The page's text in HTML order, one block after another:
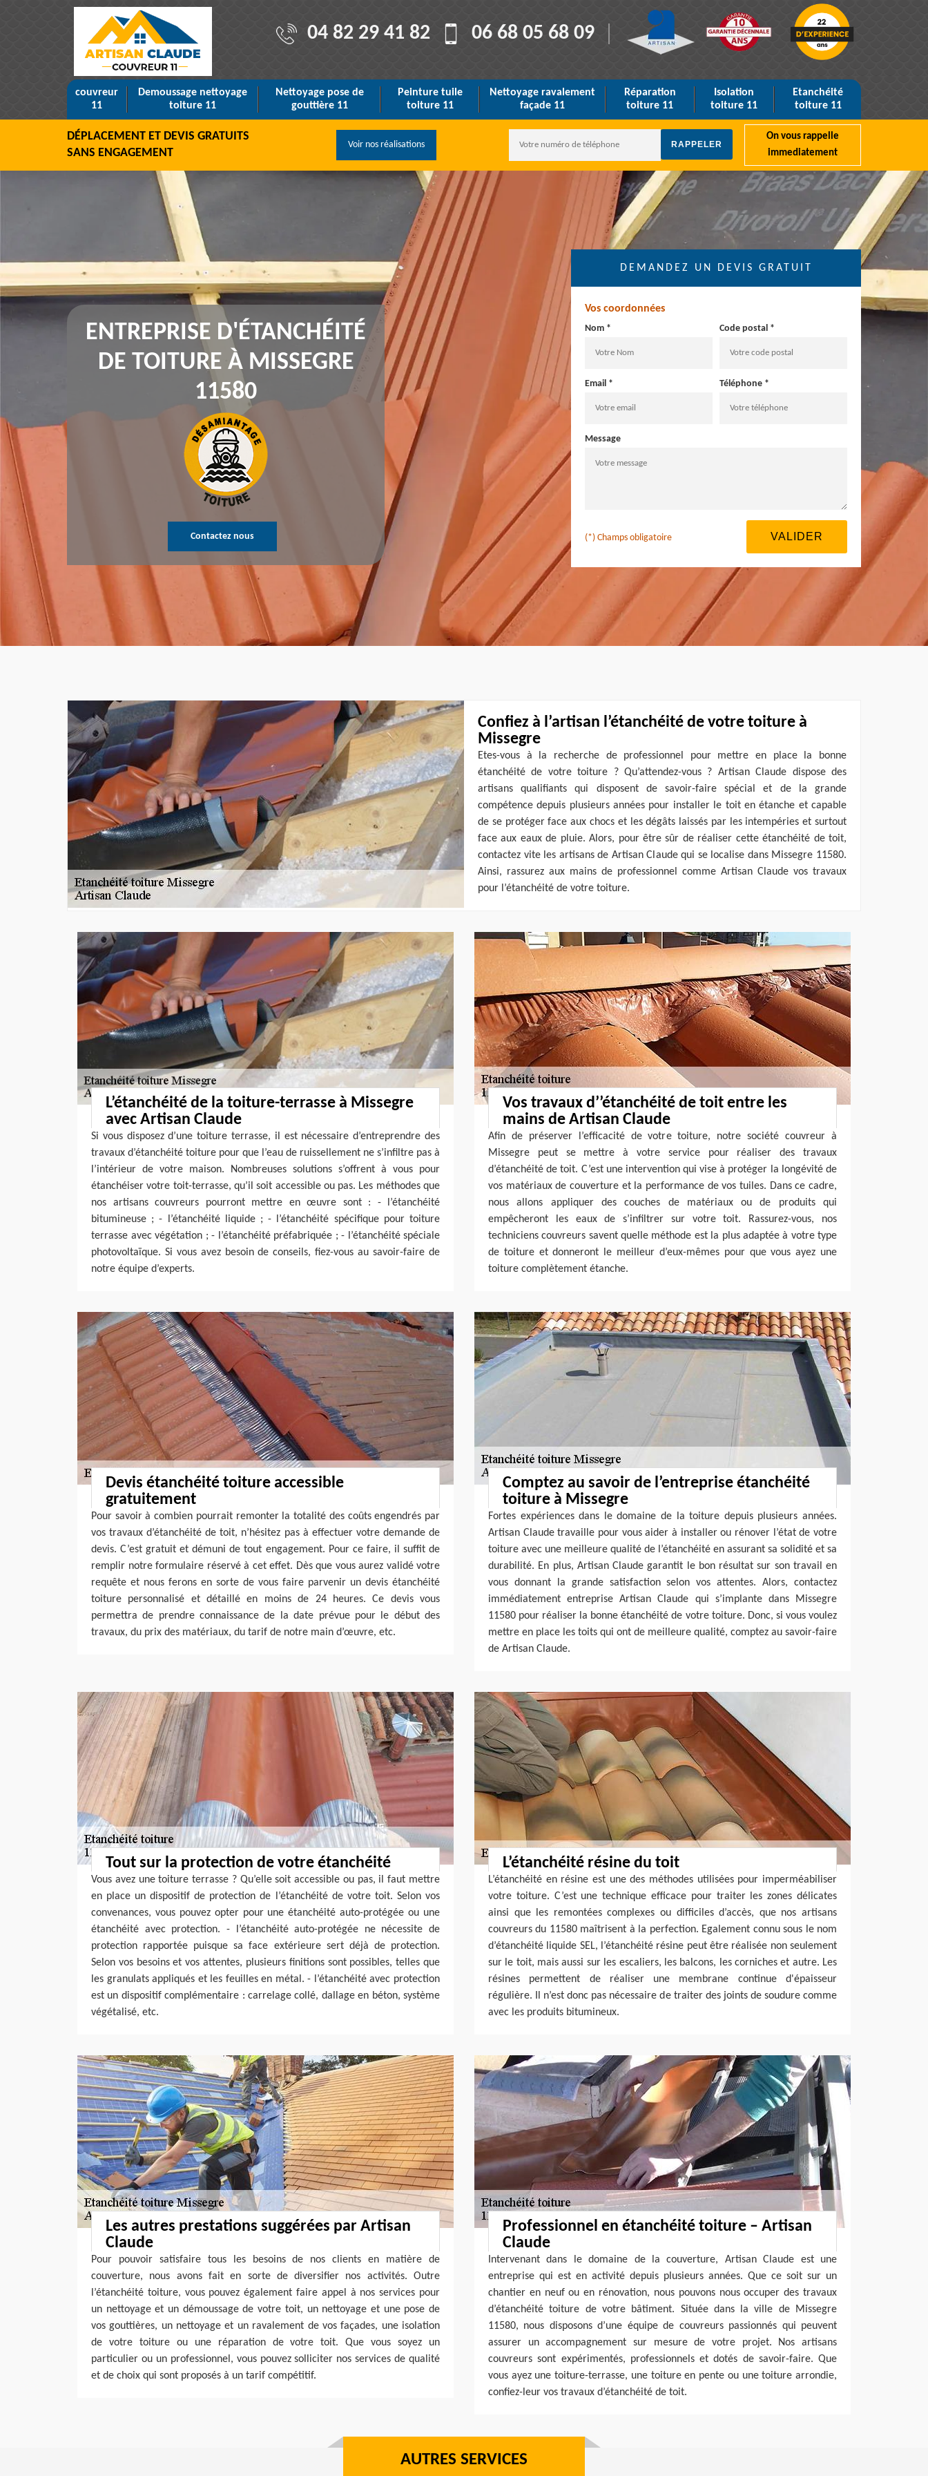
04 82 29 41 82 06 68 05 68 09
couvreur
11
Demoussage nettoyage
toiture 11
Nettoyage pose de
gouttière 11
Peinture tuile
toiture 11
Nettoyage ravalement
façade 11
Réparation
toiture 11
Isolation
toiture 11
Etanchéité
toiture 11
DÉPLACEMENT ET DEVIS GRATUITS
SANS ENGAGEMENT
Voir nos réalisations
On vous rappelle
immediatement
ENTREPRISE D'ÉTANCHÉITÉ
DE TOITURE À MISSEGRE
11580
Contactez nous
DEMANDEZ UN DEVIS GRATUIT
Vos coordonnées
Nom * Code postal *
Email * Téléphone *
Message
(*) Champs obligatoire
Confiez à l’artisan l’étanchéité de votre toiture à
Missegre
Etes-vous à la recherche de professionnel pour mettre en place la bonne
étanchéité de votre toiture ? Qu’attendez-vous ? Artisan Claude dispose des
artisans qualifiants qui disposent de savoir-faire spécial et de la grande
compétence depuis plusieurs années pour installer le toit en étanche et capable
de se protéger face aux chocs et les dégâts laissés par les intempéries et surtout
face aux eaux de pluie. Alors, pour être sûr de réaliser cette étanchéité de toit,
contactez vite les artisans de Artisan Claude qui se localise dans Missegre 11580.
Ainsi, rassurez aux mains de professionnel comme Artisan Claude vos travaux
pour l’étanchéité de votre toiture.
L’étanchéité de la toiture-terrasse à Missegre
avec Artisan Claude
Si vous disposez d’une toiture terrasse, il est nécessaire d’entreprendre des
travaux d’étanchéité toiture pour que l’eau de ruissellement ne s’infiltre pas à
l’intérieur de votre maison. Nombreuses solutions s’offrent à vous pour
étanchéiser votre toit-terrasse, qu’il soit accessible ou pas. Les méthodes que
nos artisans couvreurs pourront mettre en œuvre sont : - l’étanchéité
bitumineuse ; - l’étanchéité liquide ; - l’étanchéité spécifique pour toiture
terrasse avec végétation ; - l’étanchéité préfabriquée ; - l’étanchéité spéciale
photovoltaïque. Si vous avez besoin de conseils, fiez-vous au savoir-faire de
notre équipe d’experts.
Vos travaux d’’étanchéité de toit entre les
mains de Artisan Claude
Afin de préserver l’efficacité de votre toiture, notre société couvreur à
Missegre peut se mettre à votre service pour réaliser des travaux
d’étanchéité de toit. C’est une intervention qui vise à protéger la longévité de
vos matériaux de couverture et la performance de vos tuiles. Dans ce cadre,
nous allons appliquer des couches de matériaux ou de produits qui
empêcheront les eaux de s’infiltrer sur votre toit. Rassurez-vous, nos
techniciens couvreurs savent quelle méthode est la plus adaptée à votre type
de toiture et donneront le meilleur d’eux-mêmes pour que vous ayez une
toiture complètement étanche.
Devis étanchéité toiture accessible
gratuitement
Pour savoir à combien pourrait remonter la totalité des coûts engendrés par
vos travaux d’étanchéité de toit, n’hésitez pas à effectuer votre demande de
devis. C’est gratuit et démuni de tout engagement. Pour ce faire, il suffit de
remplir notre formulaire réservé à cet effet. Dès que vous aurez validé votre
requête et nous ferons en sorte de vous faire parvenir un devis étanchéité
toiture personnalisé et détaillé en moins de 24 heures. Ce devis vous
permettra de prendre connaissance de la date prévue pour le début des
travaux, du prix des matériaux, du tarif de notre main d’œuvre, etc.
Comptez au savoir de l’entreprise étanchéité
toiture à Missegre
Fortes expériences dans le domaine de la toiture depuis plusieurs années.
Artisan Claude travaille pour vous aider à installer ou rénover l’état de votre
toiture avec une meilleure qualité de l’étanchéité en assurant sa solidité et sa
durabilité. En plus, Artisan Claude garantit le bon résultat sur son travail en
vous donnant la grande satisfaction selon vos attentes. Alors, contactez
immédiatement entreprise Artisan Claude qui s’implante dans Missegre
11580 pour réaliser la bonne étanchéité de votre toiture. Donc, si vous voulez
mettre en place les toits qui ont de meilleure qualité, comptez au savoir-faire
de Artisan Claude.
Tout sur la protection de votre étanchéité
Vous avez une toiture terrasse ? Qu’elle soit accessible ou pas, il faut mettre
en place un dispositif de protection de l’étanchéité de votre toit. Selon vos
convenances, vous pouvez opter pour une étanchéité auto-protégée ou une
étanchéité avec protection. - l’étanchéité auto-protégée ne nécessite de
protection rapportée puisque sa face extérieure sert déjà de protection.
Selon vos besoins et vos attentes, plusieurs finitions sont possibles, telles que
les granulats appliqués et les feuilles en métal. - l’étanchéité avec protection
est un dispositif complémentaire : carrelage collé, dallage en béton, système
végétalisé, etc.
L’étanchéité résine du toit
L’étanchéité en résine est une des méthodes utilisées pour imperméabiliser
votre toiture. C’est une technique efficace pour traiter les zones délicates
ainsi que les remontées complexes ou difficiles d’accès, que nos artisans
couvreurs du 11580 maîtrisent à la perfection. Egalement connu sous le nom
d’étanchéité liquide SEL, l’étanchéité résine peut être réalisée non seulement
sur le toit, mais aussi sur les escaliers, les balcons, les corniches et autre. Les
résines permettent de réaliser une membrane continue d'épaisseur
régulière. Il n’est donc pas nécessaire de traiter des joints de soudure comme
avec les produits bitumineux.
Les autres prestations suggérées par Artisan
Claude
Pour pouvoir satisfaire tous les besoins de nos clients en matière de
couverture, nous avons fait en sorte de diversifier nos activités. Outre
l’étanchéité toiture, vous pouvez également faire appel à nos services pour
un nettoyage et un démoussage de votre toit, un nettoyage et une pose de
vos gouttières, un nettoyage et un ravalement de vos façades, une isolation
de votre toiture ou une réparation de votre toit. Que vous soyez un
particulier ou un professionnel, vous pouvez solliciter nos services de qualité
et de choix qui sont proposés à un tarif compétitif.
Professionnel en étanchéité toiture – Artisan
Claude
Intervenant dans le domaine de la couverture, Artisan Claude est une
entreprise qui est en activité depuis plusieurs années. Que ce soit sur un
chantier en neuf ou en rénovation, nous pouvons nous occuper des travaux
d’étanchéité toiture de votre bâtiment. Située dans la ville de Missegre
11580, nous disposons d’une équipe de couvreurs passionnés qui peuvent
assurer un accompagnement sur mesure de votre projet. Nos artisans
couvreurs sont expérimentés, professionnels et dotés de savoir-faire. Que
vous ayez une toiture-terrasse, une toiture en pente ou une toiture arrondie,
confiez-leur vos travaux d’étanchéité de toit.
AUTRES SERVICES